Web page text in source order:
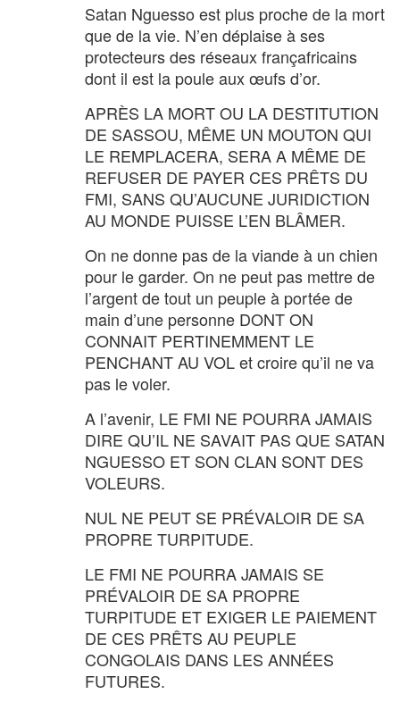
Satan Nguesso est plus proche de la mort
que de la vie. N’en déplaise à ses
protecteurs des réseaux françafricains
dont il est la poule aux œufs d’or.
APRÈS LA MORT OU LA DESTITUTION
DE SASSOU, MÊME UN MOUTON QUI
LE REMPLACERA, SERA A MÊME DE
REFUSER DE PAYER CES PRÊTS DU
FMI, SANS QU’AUCUNE JURIDICTION
AU MONDE PUISSE L’EN BLÂMER.
On ne donne pas de la viande à un chien
pour le garder. On ne peut pas mettre de
l’argent de tout un peuple à portée de
main d’une personne DONT ON
CONNAIT PERTINEMMENT LE
PENCHANT AU VOL et croire qu’il ne va
pas le voler.
A l’avenir, LE FMI NE POURRA JAMAIS
DIRE QU’IL NE SAVAIT PAS QUE SATAN
NGUESSO ET SON CLAN SONT DES
VOLEURS.
NUL NE PEUT SE PRÉVALOIR DE SA
PROPRE TURPITUDE.
LE FMI NE POURRA JAMAIS SE
PRÉVALOIR DE SA PROPRE
TURPITUDE ET EXIGER LE PAIEMENT
DE CES PRÊTS AU PEUPLE
CONGOLAIS DANS LES ANNÉES
FUTURES.